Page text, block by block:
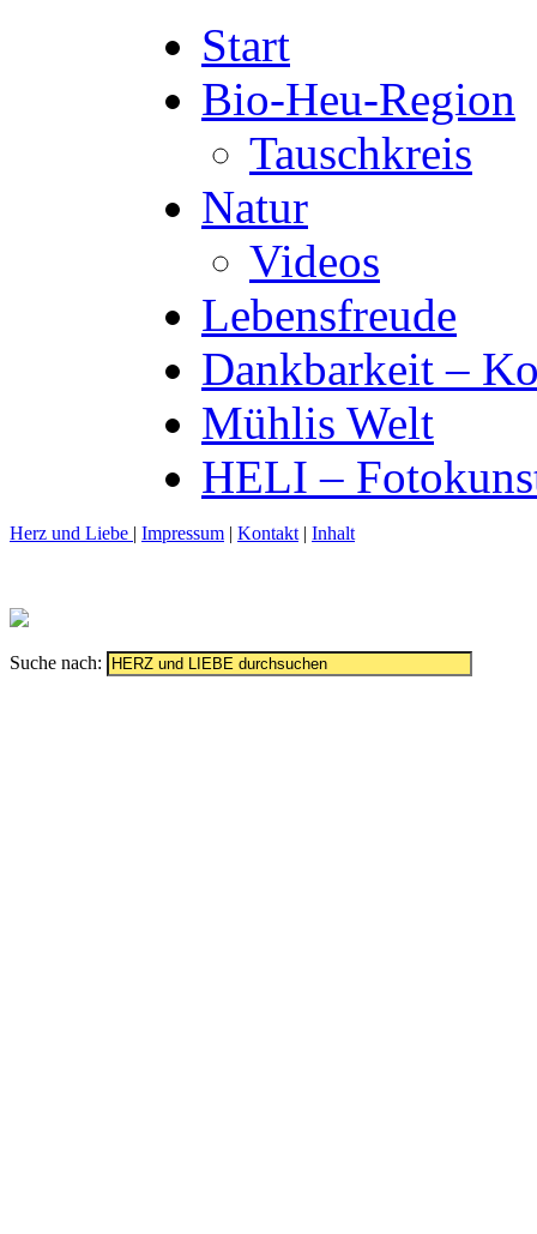
Start
Bio-Heu-Region
Tauschkreis
Natur
Videos
Lebensfreude
Dankbarkeit –
Mühlis Welt
HELI –
Herz und Liebe | Impressum | Kontakt | Inhalt
Suche nach: